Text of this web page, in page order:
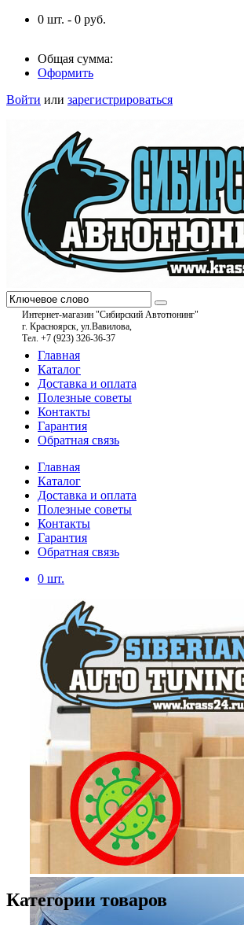
0 шт. - 0 руб.
Общая сумма:
Оформить
Войти или зарегистрироваться
Интернет-магазин "Сибирский Автотюнинг"
г. Красноярск, ул.Вавилова,
Тел. +7 (923) 326-36-37
Главная
Каталог
Доставка и оплата
Полезные советы
Контакты
Гарантия
Обратная связь
Главная
Каталог
Доставка и оплата
Полезные советы
Контакты
Гарантия
Обратная связь
0 шт.
Категории товаров